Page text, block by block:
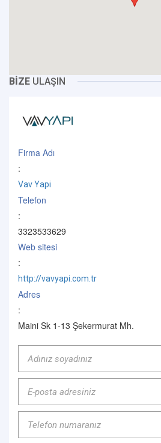
BİZE ULAŞIN
Firma Adı
:
Vav Yapi
Telefon
:
3323533629
Web sitesi
:
http://vavyapi.com.tr
Adres
:
Maini Sk 1-13 Şekermurat Mh.